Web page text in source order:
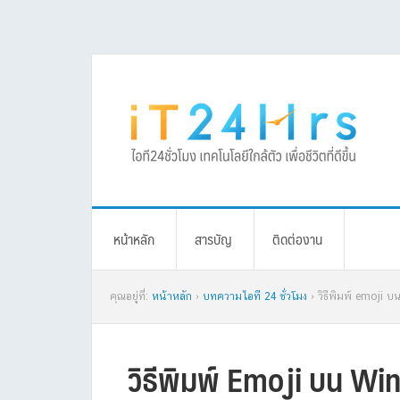
หน้าหลัก สารบัญ ติดต่องาน
คุณอยู่ที่: หน้าหลัก › บทความไอที 24 ชั่วโมง › วิธีพิมพ์ emoji บ
วิธีพิมพ์ Emoji บน